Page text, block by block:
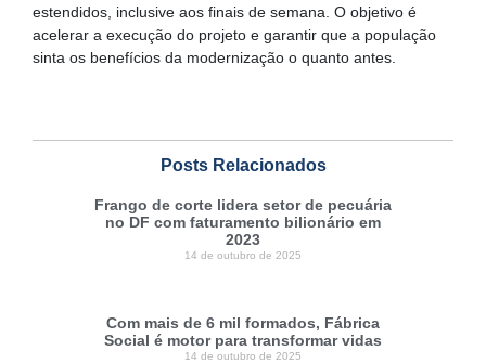
estendidos, inclusive aos finais de semana. O objetivo é
acelerar a execução do projeto e garantir que a população
sinta os benefícios da modernização o quanto antes.
Posts Relacionados
Frango de corte lidera setor de pecuária
no DF com faturamento bilionário em
2023
14 de outubro de 2025
Com mais de 6 mil formados, Fábrica
Social é motor para transformar vidas
14 de outubro de 2025